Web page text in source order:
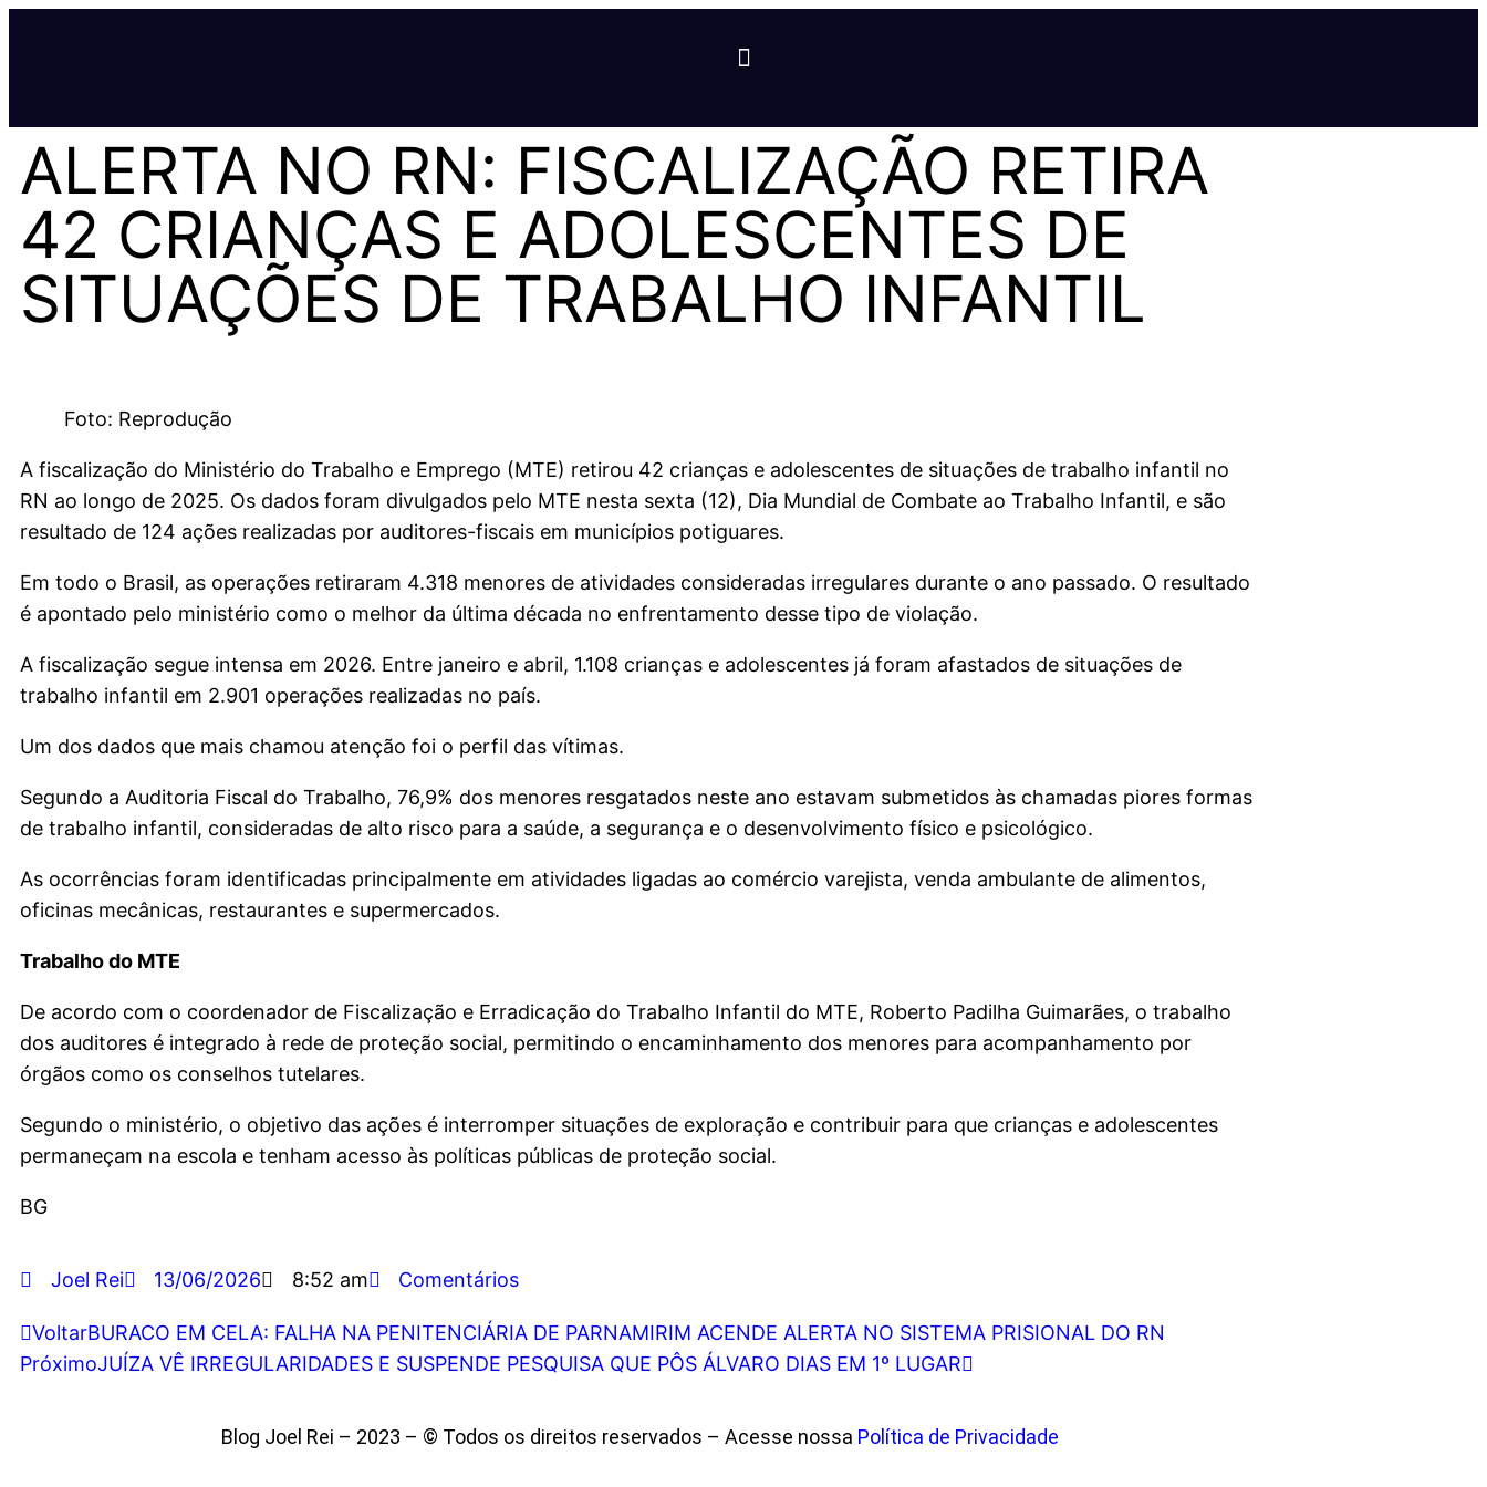
ALERTA NO RN: FISCALIZAÇÃO RETIRA
42 CRIANÇAS E ADOLESCENTES DE
SITUAÇÕES DE TRABALHO INFANTIL
Foto: Reprodução
A fiscalização do Ministério do Trabalho e Emprego (MTE) retirou 42 crianças e adolescentes de situações de trabalho infantil no
RN ao longo de 2025. Os dados foram divulgados pelo MTE nesta sexta (12), Dia Mundial de Combate ao Trabalho Infantil, e são
resultado de 124 ações realizadas por auditores-fiscais em municípios potiguares.
Em todo o Brasil, as operações retiraram 4.318 menores de atividades consideradas irregulares durante o ano passado. O resultado
é apontado pelo ministério como o melhor da última década no enfrentamento desse tipo de violação.
A fiscalização segue intensa em 2026. Entre janeiro e abril, 1.108 crianças e adolescentes já foram afastados de situações de
trabalho infantil em 2.901 operações realizadas no país.
Um dos dados que mais chamou atenção foi o perfil das vítimas.
Segundo a Auditoria Fiscal do Trabalho, 76,9% dos menores resgatados neste ano estavam submetidos às chamadas piores formas
de trabalho infantil, consideradas de alto risco para a saúde, a segurança e o desenvolvimento físico e psicológico.
As ocorrências foram identificadas principalmente em atividades ligadas ao comércio varejista, venda ambulante de alimentos,
oficinas mecânicas, restaurantes e supermercados.
Trabalho do MTE
De acordo com o coordenador de Fiscalização e Erradicação do Trabalho Infantil do MTE, Roberto Padilha Guimarães, o trabalho
dos auditores é integrado à rede de proteção social, permitindo o encaminhamento dos menores para acompanhamento por
órgãos como os conselhos tutelares.
Segundo o ministério, o objetivo das ações é interromper situações de exploração e contribuir para que crianças e adolescentes
permaneçam na escola e tenham acesso às políticas públicas de proteção social.
BG
Joel Rei 13/06/2026 8:52 am Comentários
VoltarBURACO EM CELA: FALHA NA PENITENCIÁRIA DE PARNAMIRIM ACENDE ALERTA NO SISTEMA PRISIONAL DO RN
PróximoJUÍZA VÊ IRREGULARIDADES E SUSPENDE PESQUISA QUE PÔS ÁLVARO DIAS EM 1º LUGAR
Blog Joel Rei – 2023 – © Todos os direitos reservados – Acesse nossa Política de Privacidade